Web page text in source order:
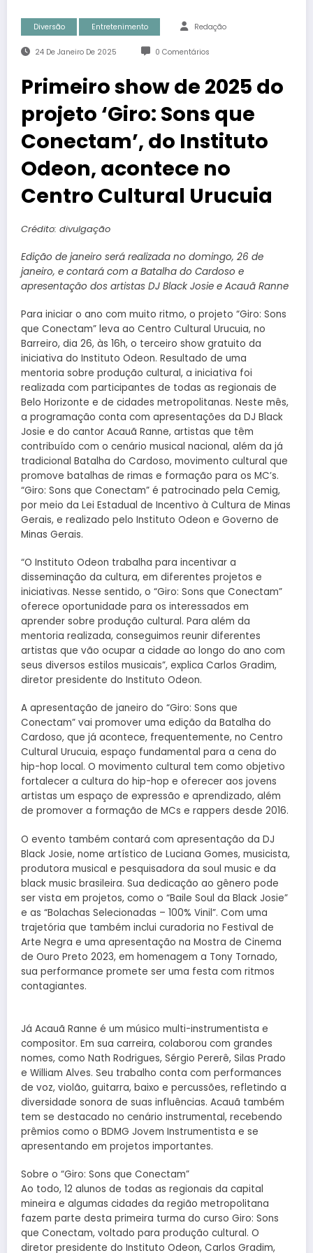
Diversão Entretenimento Redação
24 De Janeiro De 2025 0 Comentários
Primeiro show de 2025 do
projeto ‘Giro: Sons que
Conectam’, do Instituto
Odeon, acontece no
Centro Cultural Urucuia
Crédito: divulgação
Edição de janeiro será realizada no domingo, 26 de
janeiro, e contará com a Batalha do Cardoso e
apresentação dos artistas DJ Black Josie e Acauã Ranne
Para iniciar o ano com muito ritmo, o projeto “Giro: Sons
que Conectam” leva ao Centro Cultural Urucuia, no
Barreiro, dia 26, às 16h, o terceiro show gratuito da
iniciativa do Instituto Odeon. Resultado de uma
mentoria sobre produção cultural, a iniciativa foi
realizada com participantes de todas as regionais de
Belo Horizonte e de cidades metropolitanas. Neste mês,
a programação conta com apresentações da DJ Black
Josie e do cantor Acauã Ranne, artistas que têm
contribuído com o cenário musical nacional, além da já
tradicional Batalha do Cardoso, movimento cultural que
promove batalhas de rimas e formação para os MC’s.
“Giro: Sons que Conectam” é patrocinado pela Cemig,
por meio da Lei Estadual de Incentivo à Cultura de Minas
Gerais, e realizado pelo Instituto Odeon e Governo de
Minas Gerais.
“O Instituto Odeon trabalha para incentivar a
disseminação da cultura, em diferentes projetos e
iniciativas. Nesse sentido, o “Giro: Sons que Conectam”
oferece oportunidade para os interessados em
aprender sobre produção cultural. Para além da
mentoria realizada, conseguimos reunir diferentes
artistas que vão ocupar a cidade ao longo do ano com
seus diversos estilos musicais”, explica Carlos Gradim,
diretor presidente do Instituto Odeon.
A apresentação de janeiro do “Giro: Sons que
Conectam” vai promover uma edição da Batalha do
Cardoso, que já acontece, frequentemente, no Centro
Cultural Urucuia, espaço fundamental para a cena do
hip-hop local. O movimento cultural tem como objetivo
fortalecer a cultura do hip-hop e oferecer aos jovens
artistas um espaço de expressão e aprendizado, além
de promover a formação de MCs e rappers desde 2016.
O evento também contará com apresentação da DJ
Black Josie, nome artístico de Luciana Gomes, musicista,
produtora musical e pesquisadora da soul music e da
black music brasileira. Sua dedicação ao gênero pode
ser vista em projetos, como o “Baile Soul da Black Josie”
e as “Bolachas Selecionadas – 100% Vinil”. Com uma
trajetória que também inclui curadoria no Festival de
Arte Negra e uma apresentação na Mostra de Cinema
de Ouro Preto 2023, em homenagem a Tony Tornado,
sua performance promete ser uma festa com ritmos
contagiantes.
Já Acauã Ranne é um músico multi-instrumentista e
compositor. Em sua carreira, colaborou com grandes
nomes, como Nath Rodrigues, Sérgio Pererê, Silas Prado
e William Alves. Seu trabalho conta com performances
de voz, violão, guitarra, baixo e percussões, refletindo a
diversidade sonora de suas influências. Acauã também
tem se destacado no cenário instrumental, recebendo
prêmios como o BDMG Jovem Instrumentista e se
apresentando em projetos importantes.
Sobre o “Giro: Sons que Conectam”
Ao todo, 12 alunos de todas as regionais da capital
mineira e algumas cidades da região metropolitana
fazem parte desta primeira turma do curso Giro: Sons
que Conectam, voltado para produção cultural. O
diretor presidente do Instituto Odeon, Carlos Gradim,